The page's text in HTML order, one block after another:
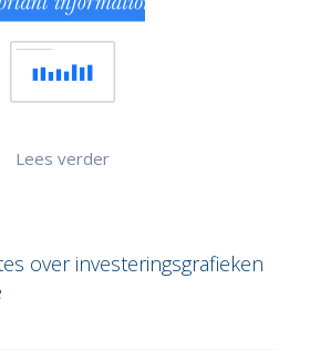
over investeringsgrafieken
Lees verder